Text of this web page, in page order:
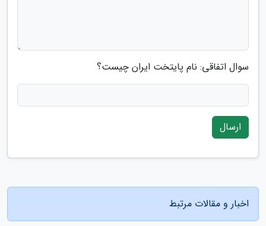
سوال اتفاقی: نام پایتخت ایران چیست؟
ارسال
اخبار و مقالات مرتبط